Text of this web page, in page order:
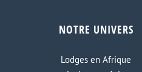
NOTRE UNIVERS
Lodges en Afrique